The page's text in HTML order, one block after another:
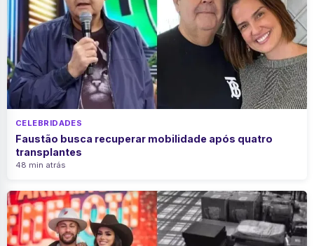
CELEBRIDADES
Faustão busca recuperar mobilidade após quatro
transplantes
48 min atrás